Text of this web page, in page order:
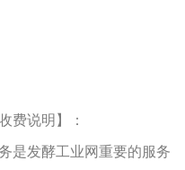
费说明】：
是发酵工业网重要的服务